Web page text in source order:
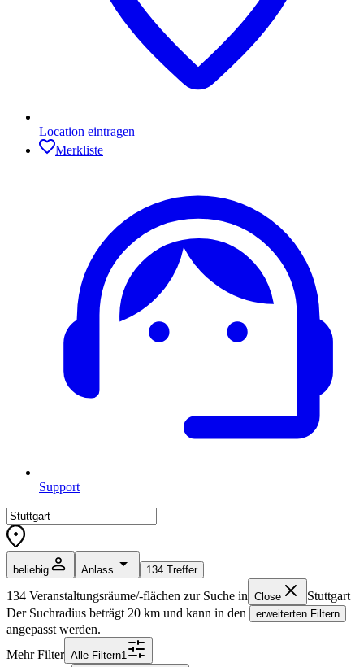
Location eintragen
Merkliste
Support
beliebig Anlass 134 Treffer
134 Veranstaltungsräume/-flächen zur Suche in Close
Stuttgart
Der Suchradius beträgt 20 km und kann in den erweiterten Filtern
angepasst werden.
Mehr Filter Alle Filtern1